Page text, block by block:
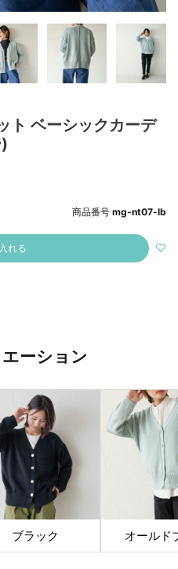
ト ベーシックカーデ
商品番号 mg-nt07-lb
れる
ーション
ブラック オールド